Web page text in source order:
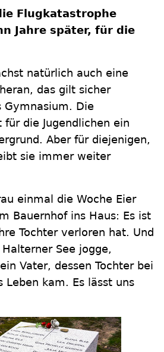
Flugkatastrophe
Jahre später, für die
natürlich auch eine
das gilt sicher
Gymnasium. Die
die Jugendlichen ein
Aber für diejenigen,
sie immer weiter
einmal die Woche Eier
Bauernhof ins Haus: Es ist
Tochter verloren hat. Und
See jogge,
Vater, dessen Tochter bei
Leben kam. Es lässt uns